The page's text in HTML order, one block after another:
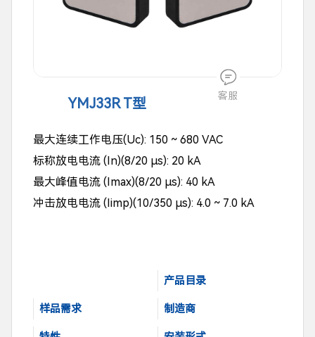
YMJ33R T型
最大连续工作电压(Uc): 150 ~ 680 VAC
标称放电电流 (In)(8/20 μs): 20 kA
最大峰值电流 (Imax)(8/20 μs): 40 kA
冲击放电电流 (Iimp)(10/350 μs): 4.0 ~ 7.0 kA
客服
产品目录
样品需求 制造商